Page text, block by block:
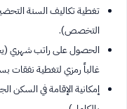
تغطية تكاليف السنة
التخصص).
الحصول على راتب شهري
غالباً رمزي لتغطية نفقات
إمكانية الإقامة في السكن